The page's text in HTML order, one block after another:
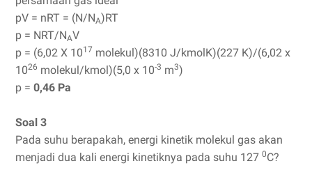
pV = nRT = (N/NA)RT
p = NRT/NAV
p = (6,02 X 1017 molekul)(8310 J/kmolK)(227 K)/(6,02 x
1026 molekul/kmol)(5,0 x 10-3 m3)
p = 0,46 Pa
Soal 3
Pada suhu berapakah, energi kinetik molekul gas akan
menjadi dua kali energi kinetiknya pada suhu 127 0C?